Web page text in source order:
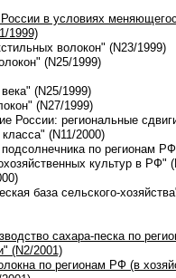
в условиях
1999)
волокон" (N23/1999)
(N25/1999)
(N25/1999)
(N27/1999)
России: региональные
(N11/2000)
по регионам
культур в РФ"
база сельского-
сахара-песка по
(N2/2001)
по регионам РФ (в